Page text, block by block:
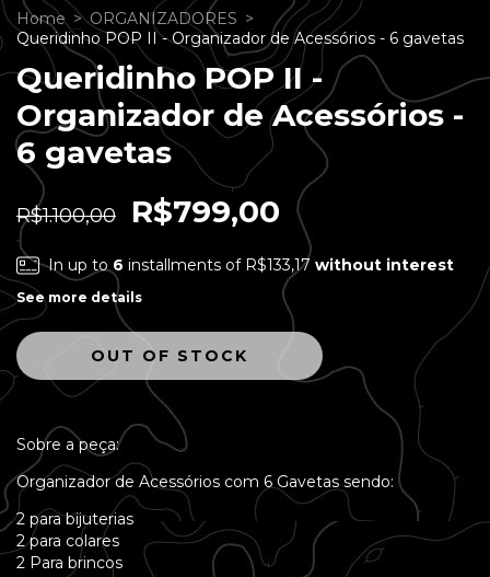
Home > ORGANIZADORES >
Queridinho POP II - Organizador de Acessórios - 6 gavetas
Queridinho POP II -
Organizador de Acessórios -
6 gavetas
R$1.100,00 R$799,00
In up to6 installments of R$133,17 without interest
See more details
Sobre a peça:
Organizador de Acessórios com 6 Gavetas sendo:
2 para bijuterias
2 para colares
2 Para brincos